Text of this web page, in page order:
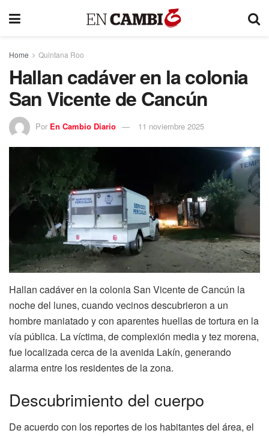
Home Quintana Roo
Hallan cadáver en la colonia
San Vicente de Cancún
Por En Cambio Diario 11 noviembre 2025
Hallan cadáver en la colonia San Vicente de Cancún la
noche del lunes, cuando vecinos descubrieron a un
hombre maniatado y con aparentes huellas de tortura en la
vía pública. La víctima, de complexión media y tez morena,
fue localizada cerca de la avenida Lakín, generando
alarma entre los residentes de la zona.
Descubrimiento del cuerpo
De acuerdo con los reportes de los habitantes del área, el